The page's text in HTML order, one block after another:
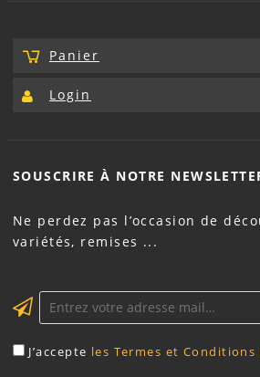
Panier
Login
SOUSCRIRE À NOTRE
Ne perdez pas l’occasion de
variétés, remises ...
J’accepte les Termes et Conditions